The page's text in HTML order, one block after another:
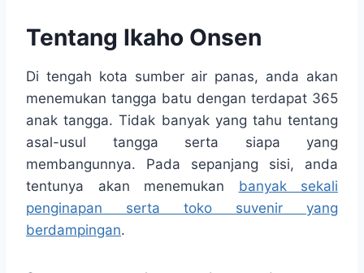
Tentang Ikaho Onsen
Di tengah kota sumber air panas, anda akan
menemukan tangga batu dengan terdapat 365
anak tangga. Tidak banyak yang tahu tentang
asal-usul tangga serta siapa yang
membangunnya. Pada sepanjang sisi, anda
tentunya akan menemukan banyak sekali
penginapan serta toko suvenir yang
berdampingan.